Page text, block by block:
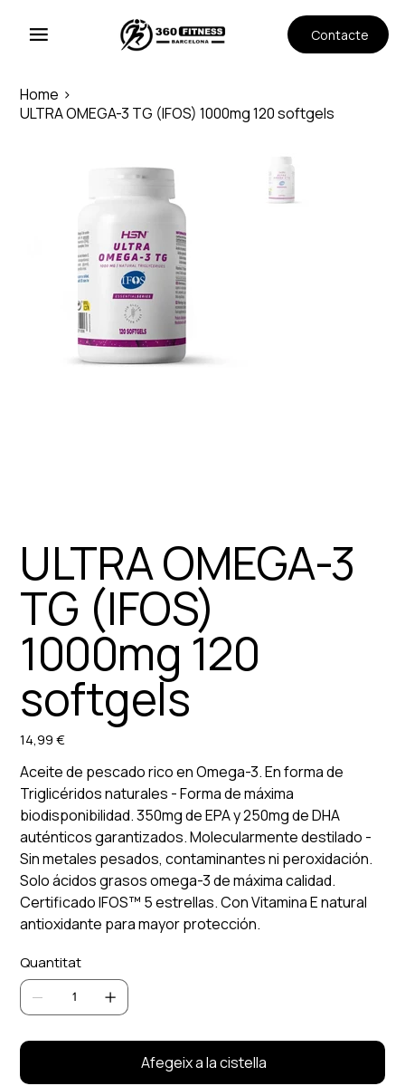
Contacte
Home >
ULTRA OMEGA-3 TG (IFOS) 1000mg 120 softgels
ULTRA OMEGA-3
TG (IFOS)
1000mg 120
softgels
Preu
14,99 €
Aceite de pescado rico en Omega-3. En forma de
Triglicéridos naturales - Forma de máxima
biodisponibilidad. 350mg de EPA y 250mg de DHA
auténticos garantizados. Molecularmente destilado -
Sin metales pesados, contaminantes ni peroxidación.
Solo ácidos grasos omega-3 de máxima calidad.
Certificado IFOS™ 5 estrellas. Con Vitamina E natural
antioxidante para mayor protección.
Quantitat
Afegeix a la cistella